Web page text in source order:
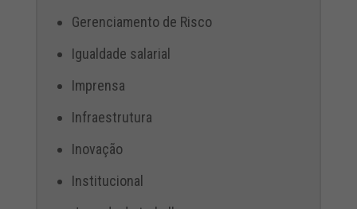
Gerenciamento de Risco
Igualdade salarial
Imprensa
Infraestrutura
Inovação
Institucional